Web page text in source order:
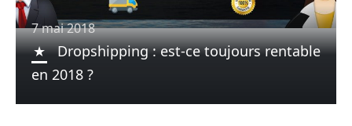
7 mai 2018
Dropshipping : est-ce toujours rentable
en 2018 ?